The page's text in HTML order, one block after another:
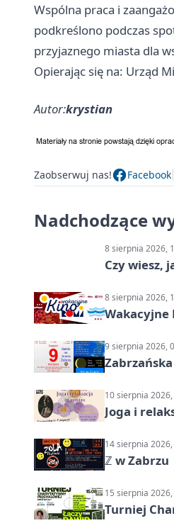
Wspólna praca i
podkreślono podczas
przyjaznego miasta dla
Opierając się na: Urząd
Autor:krystian
Zaobserwuj nas! Facebook
Nadchodzące
8 sierpnia 2026,
Czy wiesz,
8 sierpnia 2026,
Wakacyjne
9 sierpnia 2026,
10 sierpnia
Joga i
14 sierpnia
ℤ w Zabrzu
15 sierpnia
Turniej